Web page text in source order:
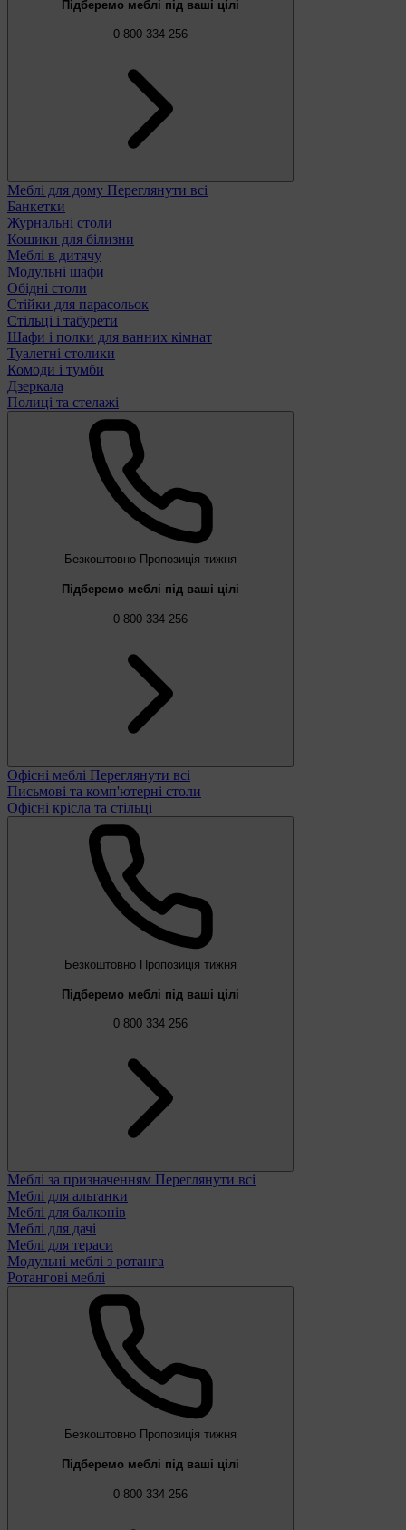
Підберемо меблі під ваші цілі
0 800 334 256
Меблі для дому Переглянути всі
Банкетки
Журнальні столи
Кошики для білизни
Меблі в дитячу
Модульні шафи
Обідні столи
Стійки для парасольок
Стільці і табурети
Шафи і полки для ванних кімнат
Туалетні столики
Комоди і тумби
Дзеркала
Полиці та стелажі
Безкоштовно Пропозиція тижня
Підберемо меблі під ваші цілі
0 800 334 256
Офісні меблі Переглянути всі
Письмові та комп'ютерні столи
Офісні крісла та стільці
Безкоштовно Пропозиція тижня
Підберемо меблі під ваші цілі
0 800 334 256
Меблі за призначенням Переглянути всі
Меблі для альтанки
Меблі для балконів
Меблі для дачі
Меблі для тераси
Модульні меблі з ротанга
Ротангові меблі
Безкоштовно Пропозиція тижня
Підберемо меблі під ваші цілі
0 800 334 256